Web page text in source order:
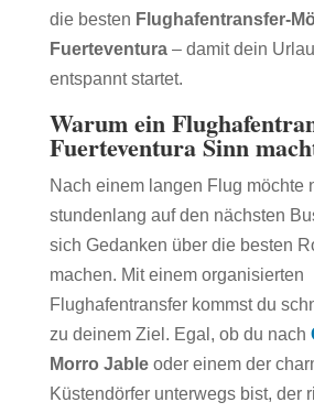
die besten Flughafentransfer-
Fuerteventura– damit dein
entspannt startet.
Warum ein
Fuerteventura Sinn
Nach einem langen Flug möchte
stundenlang auf den nächsten
sich Gedanken über die besten
machen. Mit einem organisierten
Flughafentransfer kommst du
zu deinem Ziel. Egal, ob du nach
Morro Jableoder einem der
Küstendörfer unterwegs bist, der